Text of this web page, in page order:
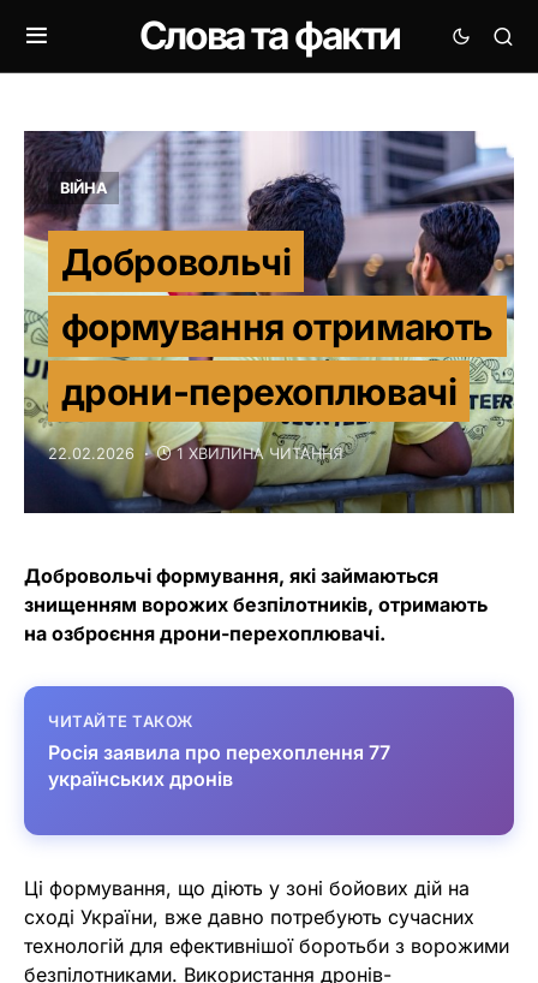
Слова та факти
ВІЙНА
Добровольчі
формування отримають
дрони-перехоплювачі
22.02.2026 1 ХВИЛИНА ЧИТАННЯ
Добровольчі формування, які займаються
знищенням ворожих безпілотників, отримають
на озброєння дрони-перехоплювачі.
ЧИТАЙТЕ ТАКОЖ
Росія заявила про перехоплення 77
українських дронів
Ці формування, що діють у зоні бойових дій на
сході України, вже давно потребують сучасних
технологій для ефективнішої боротьби з ворожими
безпілотниками. Використання дронів-